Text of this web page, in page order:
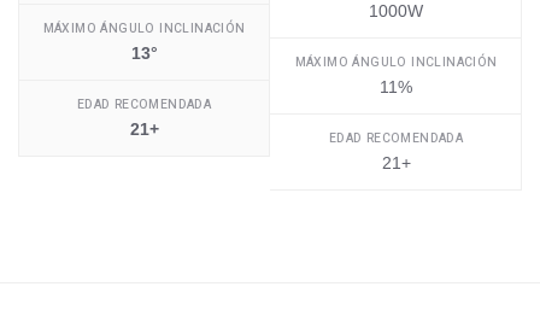
MÁXIMO ÁNGULO INCLINACIÓN
13°
EDAD RECOMENDADA
21+
1000W
MÁXIMO ÁNGULO INCLINACIÓN
11%
EDAD RECOMENDADA
21+